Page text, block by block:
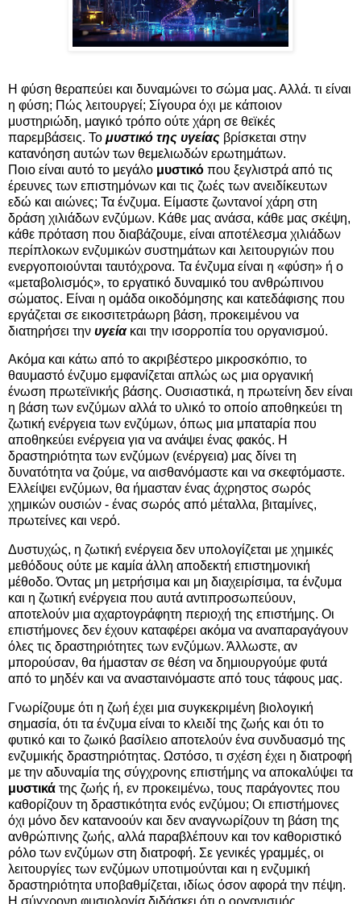
Η φύση θεραπεύει και δυναμώνει το σώμα μας. Αλλά. τι είναι
η φύση; Πώς λειτουργεί; Σίγουρα όχι με κάποιον
μυστηριώδη, μαγικό τρόπο ούτε χάρη σε θεϊκές
παρεμβάσεις. Το μυστικό της υγείας βρίσκεται στην
κατανόηση αυτών των θεμελιωδών ερωτημάτων.
Ποιο είναι αυτό το μεγάλο μυστικό που ξεγλιστρά από τις
έρευνες των επιστημόνων και τις ζωές των ανειδίκευτων
εδώ και αιώνες; Τα ένζυμα. Είμαστε ζωντανοί χάρη στη
δράση χιλιάδων ενζύμων. Κάθε μας ανάσα, κάθε μας σκέψη,
κάθε πρόταση που διαβάζουμε, είναι αποτέλεσμα χιλιάδων
περίπλοκων ενζυμικών συστημάτων και λειτουργιών που
ενεργοποιούνται ταυτόχρονα. Τα ένζυμα είναι η «φύση» ή ο
«μεταβολισμός», το εργατικό δυναμικό του ανθρώπινου
σώματος. Είναι η ομάδα οικοδόμησης και κατεδάφισης που
εργάζεται σε εικοσιτετράωρη βάση, προκειμένου να
διατηρήσει την υγείακαι την ισορροπία του οργανισμού.
Ακόμα και κάτω από το ακριβέστερο μικροσκόπιο, το
θαυμαστό ένζυμο εμφανίζεται απλώς ως μια οργανική
ένωση πρωτεϊνικής βάσης. Ουσιαστικά, η πρωτείνη δεν είναι
η βάση των ενζύμων αλλά το υλικό το οποίο αποθηκεύει τη
ζωτική ενέργεια των ενζύμων, όπως μια μπαταρία που
αποθηκεύει ενέργεια για να ανάψει ένας φακός. Η
δραστηριότητα των ενζύμων (ενέργεια) μας δίνει τη
δυνατότητα να ζούμε, να αισθανόμαστε και να σκεφτόμαστε.
Ελλείψει ενζύμων, θα ήμασταν ένας άχρηστος σωρός
χημικών ουσιών - ένας σωρός από μέταλλα, βιταμίνες,
πρωτείνες και νερό.
Δυστυχώς, η ζωτική ενέργεια δεν υπολογίζεται με χημικές
μεθόδους ούτε με καμία άλλη αποδεκτή επιστημονική
μέθοδο. Όντας μη μετρήσιμα και μη διαχειρίσιμα, τα ένζυμα
και η ζωτική ενέργεια που αυτά αντιπροσωπεύουν,
αποτελούν μια αχαρτογράφητη περιοχή της επιστήμης. Οι
επιστήμονες δεν έχουν καταφέρει ακόμα να αναπαραγάγουν
όλες τις δραστηριότητες των ενζύμων. Άλλωστε, αν
μπορούσαν, θα ήμασταν σε θέση να δημιουργούμε φυτά
από το μηδέν και να ανασταινόμαστε από τους τάφους μας.
Γνωρίζουμε ότι η ζωή έχει μια συγκεκριμένη βιολογική
σημασία, ότι τα ένζυμα είναι το κλειδί της ζωής και ότι το
φυτικό και το ζωικό βασίλειο αποτελούν ένα συνδυασμό της
ενζυμικής δραστηριότητας. Ωστόσο, τι σχέση έχει η διατροφή
με την αδυναμία της σύγχρονης επιστήμης να αποκαλύψει τα
μυστικά της ζωής ή, εν προκειμένω, τους παράγοντες που
καθορίζουν τη δραστικότητα ενός ενζύμου; Οι επιστήμονες
όχι μόνο δεν κατανοούν και δεν αναγνωρίζουν τη βάση της
ανθρώπινης ζωής, αλλά παραβλέπουν και τον καθοριστικό
ρόλο των ενζύμων στη διατροφή. Σε γενικές γραμμές, οι
λειτουργίες των ενζύμων υποτιμούνται και η ενζυμική
δραστηριότητα υποβαθμίζεται, ιδίως όσον αφορά την πέψη.